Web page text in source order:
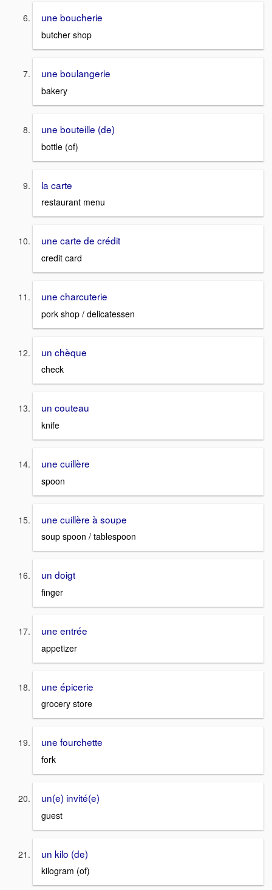
une boucherie
butcher shop
une boulangerie
bakery
une bouteille (de)
bottle (of)
la carte
restaurant menu
une carte de crédit
credit card
une charcuterie
pork shop / delicatessen
un chèque
check
un couteau
knife
une cuillère
spoon
une cuillère à soupe
soup spoon / tablespoon
un doigt
finger
une entrée
appetizer
une épicerie
grocery store
une fourchette
fork
un(e) invité(e)
guest
un kilo (de)
kilogram (of)